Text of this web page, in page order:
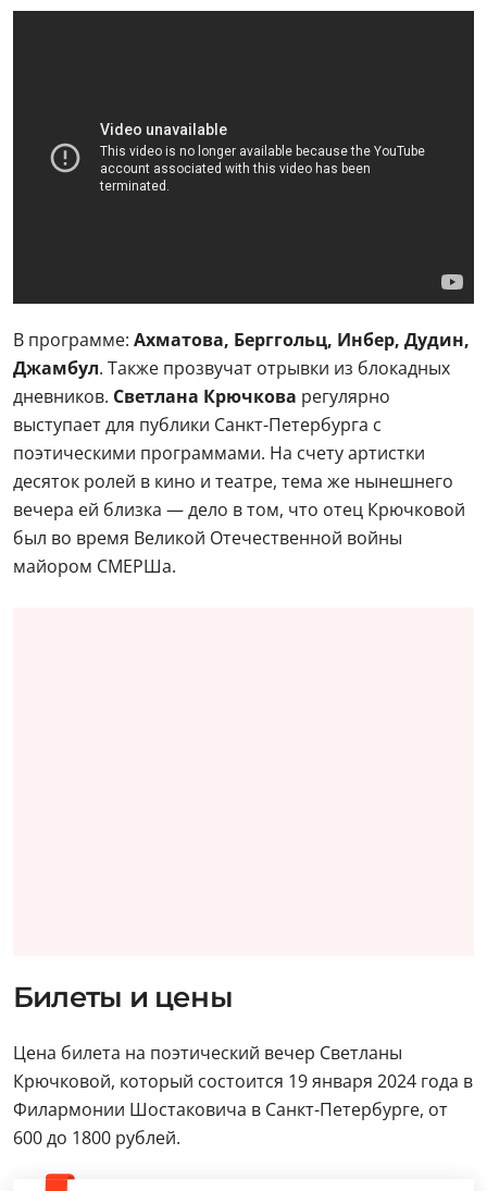
В программе: Ахматова, Берггольц, Инбер, Дудин,
Джамбул. Также прозвучат отрывки из блокадных
дневников. Светлана Крючкова регулярно
выступает для публики Санкт-Петербурга с
поэтическими программами. На счету артистки
десяток ролей в кино и театре, тема же нынешнего
вечера ей близка — дело в том, что отец Крючковой
был во время Великой Отечественной войны
майором СМЕРШа.
Билеты и цены
Цена билета на поэтический вечер Светланы
Крючковой, который состоится 19 января 2024 года в
Филармонии Шостаковича в Санкт-Петербурге, от
600 до 1800 рублей.